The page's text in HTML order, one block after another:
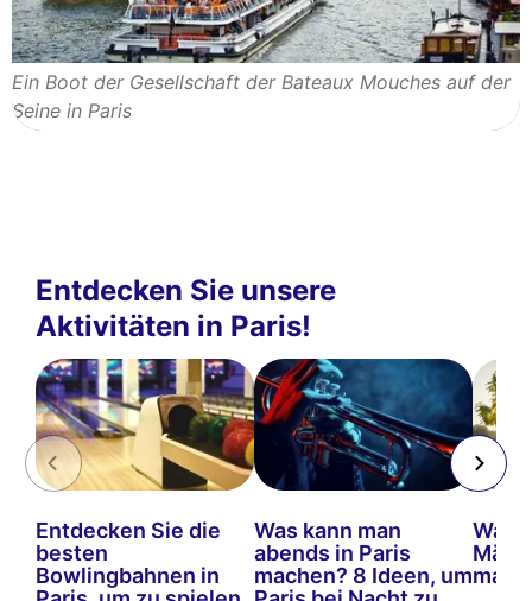
Ein Boot der Gesellschaft der Bateaux Mouches auf der
Seine in Paris
Entdecken Sie unsere
Aktivitäten in Paris!
Entdecken Sie die
besten
Bowlingbahnen in
Was kann man
abends in Paris
machen? 8 Ideen, um
Was
März